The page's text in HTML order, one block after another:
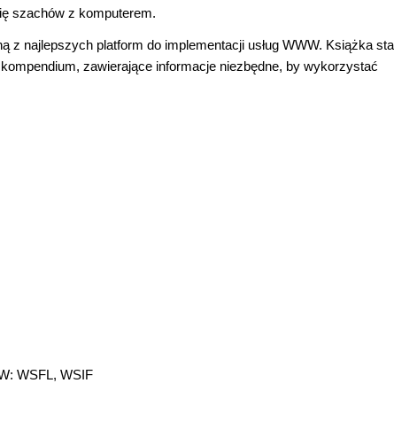
szachów z komputerem.
z najlepszych platform do implementacji usług WWW. Książka
zawierające informacje niezbędne, by wykorzystać
WSFL, WSIF